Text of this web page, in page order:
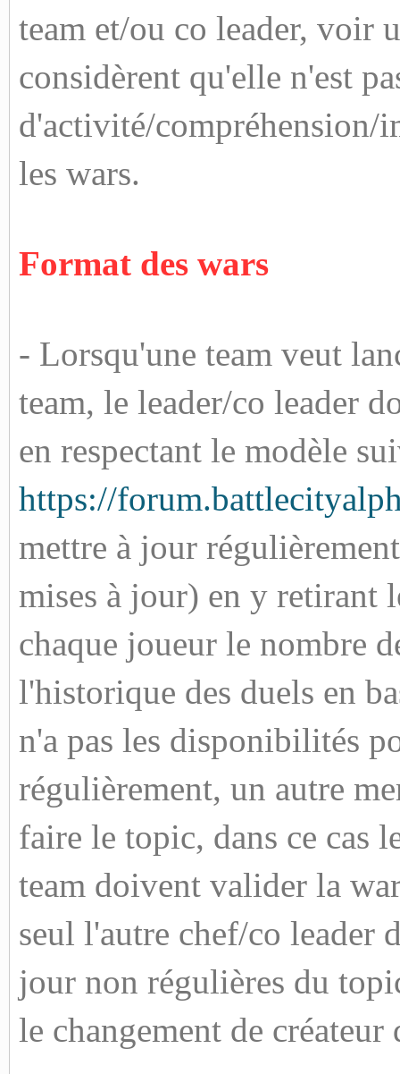
team et/ou co leader, voir
considèrent qu'elle n'est
d'activité/
les wars.
Format des wars
- Lorsqu'une team veut
team, le leader/co leader
en respectant le modèle
https://
mettre à jour
mises à jour) en y retirant
chaque joueur le nombre
l'historique des duels en
n'a pas les disponibilités
régulièrement, un autre
faire le topic, dans ce cas
team doivent valider la
seul l'autre chef/co leader
jour non régulières du
le changement de